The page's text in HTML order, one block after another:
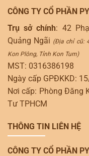
CÔNG TY CỔ PHẦN
Trụ sở chính: 42
Quảng Ngãi (Địa chỉ cũ:
Kon Plông, Tỉnh Kon Tum)
MST: 0316386198
Ngày cấp GPĐKKD:
Nơi cấp: Phòng Đăng
Tư TPHCM
THÔNG TIN LIÊN HỆ
CÔNG TY CỔ PHẦN